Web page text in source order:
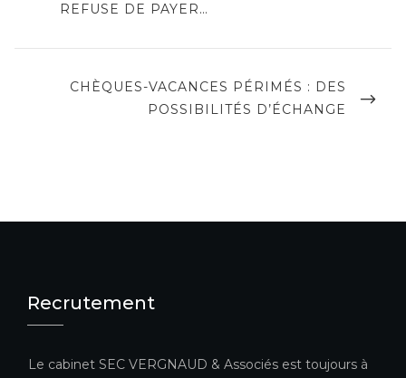
REFUSE DE PAYER…
NEXT
CHÈQUES-VACANCES PÉRIMÉS : DES
POSSIBILITÉS D’ÉCHANGE
Recrutement
Le cabinet SEC VERGNAUD & Associés est toujours à